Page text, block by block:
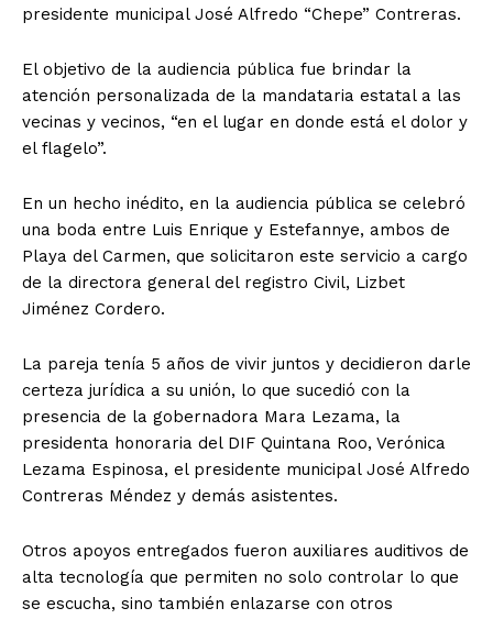
presidente municipal José Alfredo “Chepe” Contreras.
El objetivo de la audiencia pública fue brindar la
atención personalizada de la mandataria estatal a las
vecinas y vecinos, “en el lugar en donde está el dolor y
el flagelo”.
En un hecho inédito, en la audiencia pública se celebró
una boda entre Luis Enrique y Estefannye, ambos de
Playa del Carmen, que solicitaron este servicio a cargo
de la directora general del registro Civil, Lizbet
Jiménez Cordero.
La pareja tenía 5 años de vivir juntos y decidieron darle
certeza jurídica a su unión, lo que sucedió con la
presencia de la gobernadora Mara Lezama, la
presidenta honoraria del DIF Quintana Roo, Verónica
Lezama Espinosa, el presidente municipal José Alfredo
Contreras Méndez y demás asistentes.
Otros apoyos entregados fueron auxiliares auditivos de
alta tecnología que permiten no solo controlar lo que
se escucha, sino también enlazarse con otros